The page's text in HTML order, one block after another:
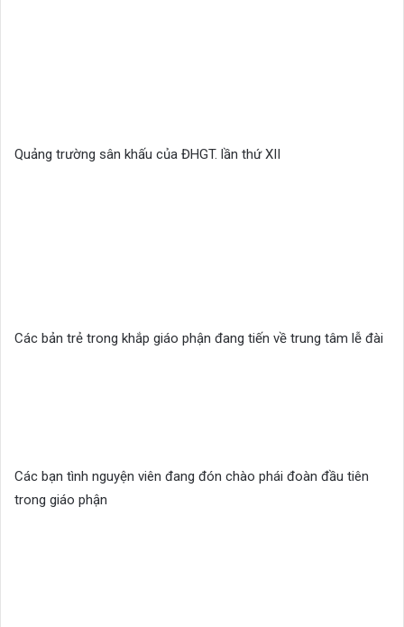
Quảng trường sân khấu của ĐHGT. lần thứ XII
Các bản trẻ trong khắp giáo phận đang tiến về trung tâm lễ đài
Các bạn tình nguyện viên đang đón chào phái đoàn đầu tiên
trong giáo phận